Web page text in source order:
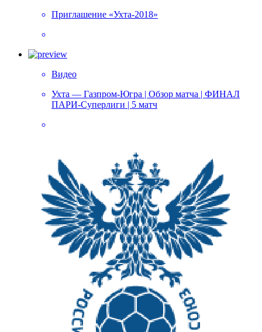
Приглашение «Ухта-2018»
Видео
Ухта — Газпром-Югра | Обзор матча | ФИНАЛ
ПАРИ-Суперлиги | 5 матч